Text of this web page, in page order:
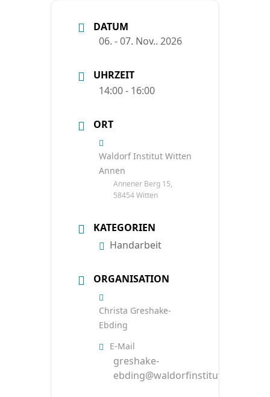
DATUM
06. - 07. Nov.. 2026
UHRZEIT
14:00 - 16:00
ORT
Waldorf Institut Witten
Annen
Annener Berg 15,
58454 Witten
KATEGORIEN
Handarbeit
ORGANISATION
Christa Greshake-
Ebding
E-Mail
greshake-
ebding@waldorfinstitut.de